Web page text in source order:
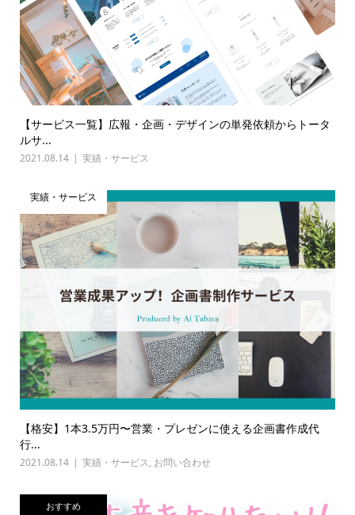
【サービス一覧】広報・企画・デザインの単発依頼からトータ
ルサ...
2021.08.14 実績・サービス
実績・サービス
【格安】1本3.5万円〜営業・プレゼンに使える企画書作成代
行...
2021.08.14 実績・サービス, お問い合わせ
おすすめ